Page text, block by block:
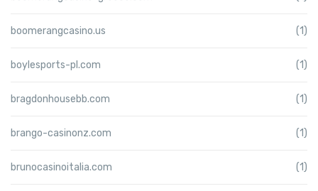
boomerangcasino.us (1)
boylesports-pl.com (1)
bragdonhousebb.com (1)
brango-casinonz.com (1)
brunocasinoitalia.com (1)